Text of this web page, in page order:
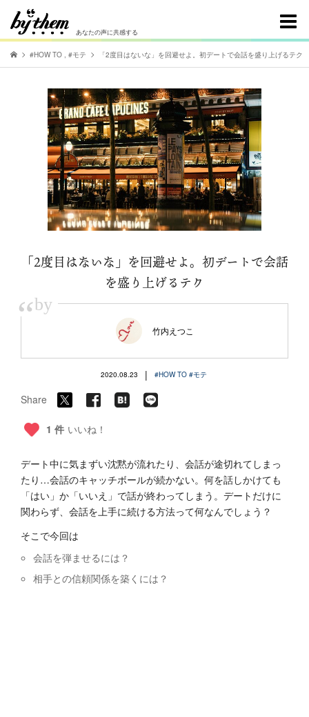
あなたの声に共感する
#HOW TO , #モテ 「2度目はないな」を回避せよ。初デートで会話を盛り上げるテク
「2度目はないな」を回避せよ。初デートで会話
を盛り上げるテク
“by
竹内えつこ
2020.08.23 | #HOW TO #モテ
Share
1 件 いいね！
デート中に気まずい沈黙が流れたり、会話が途切れてしまっ
たり…会話のキャッチボールが続かない。何を話しかけても
「はい」か「いいえ」で話が終わってしまう。デートだけに
関わらず、会話を上手に続ける方法って何なんでしょう？
そこで今回は
会話を弾ませるには？
相手との信頼関係を築くには？